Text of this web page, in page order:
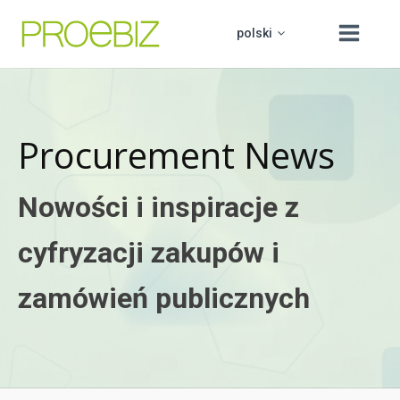
polski
slovenčina
english
hrvatski
Edukacja
Helpdesk
Kontakt
Procurement News
Nowości i inspiracje z
cyfryzacji zakupów i
zamówień publicznych